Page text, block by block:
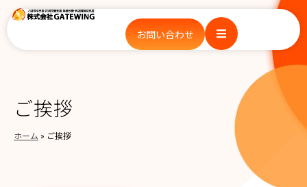
お問い合わせ
ご挨拶
ホーム » ご挨拶